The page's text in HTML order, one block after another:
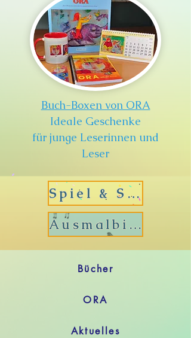
Buch-Boxen von ORA
Ideale Geschenke
für junge Leserinnen und
Leser
Spiel & Spass
Ausmalbilder
Bücher
ORA
Aktuelles